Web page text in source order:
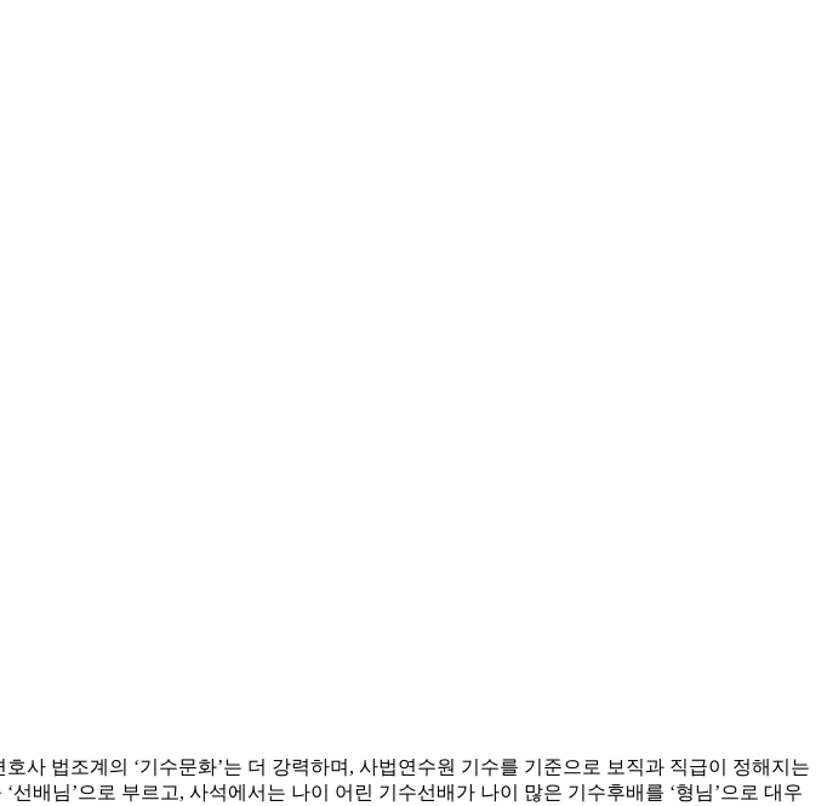
법조계의 ‘기수문화’는 더 강력하며, 사법연수원 기수를 기준으로 보직과 직급이 정해지는
배님’으로 부르고, 사석에서는 나이 어린 기수선배가 나이 많은 기수후배를 ‘형님’으로 대우